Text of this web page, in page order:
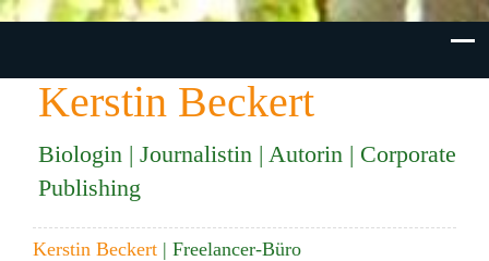
Kerstin Beckert
Biologin | Journalistin | Autorin | Corporate
Publishing
Kerstin Beckert | Freelancer-Büro